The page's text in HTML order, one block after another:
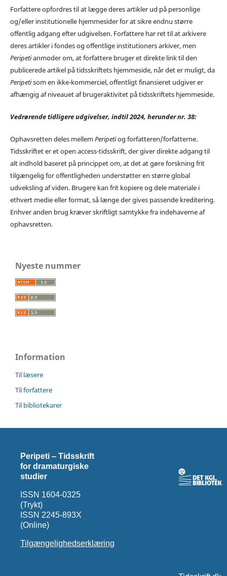
Forfattere opfordres til at lægge deres artikler ud på personlige
og/eller institutionelle hjemmesider for at sikre endnu større
offentlig adgang efter udgivelsen. Forfattere har ret til at arkivere
deres artikler i fondes og offentlige institutioners arkiver, men
Peripetianmoder om, at forfattere bruger et direkte link til den
publicerede artikel på tidsskriftets hjemmeside, når det er muligt, da
Peripetisom en ikke-kommerciel, offentligt finansieret udgiver er
afhængig af niveauet af brugeraktivitet på tidsskriftets hjemmeside.
Vedrørende tidligere udgivelser, indtil 2024, herunder nr. 38:
Ophavsretten deles mellemPeripetiog forfatteren/forfatterne.
Tidsskriftet er et open access-tidsskrift, der giver direkte adgang til
alt indhold baseret på princippet om, at det at gøre forskning frit
tilgængelig for offentligheden understøtter en større global
udveksling af viden. Brugere kan frit kopiere og dele materiale i
ethvert medie eller format, så længe der gives passende kreditering.
Enhver anden brug kræver skriftligt samtykke fra indehaverne af
ophavsretten.
Nyeste nummer
Information
Til læsere
Til forfattere
Til bibliotekarer
Peripeti ‒ Tidsskrift
for dramaturgiske
studier
ISSN 1604-0325
(Trykt)
ISSN 2245-893X
(Online)
Tilgængelighedserklæring